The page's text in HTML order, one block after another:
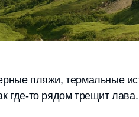
пляжи, термальные
где-то рядом трещит лава.